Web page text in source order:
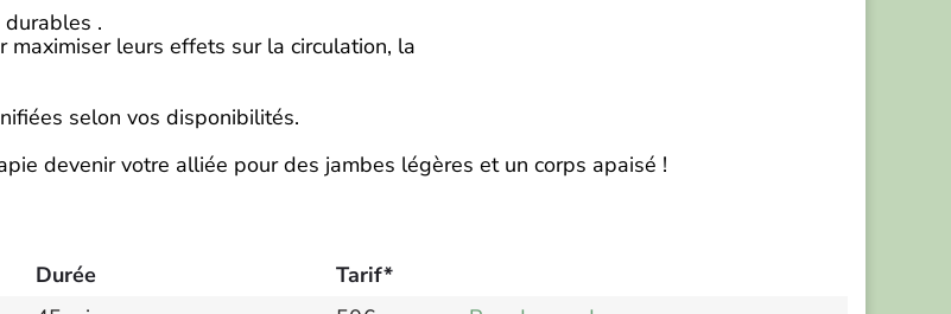
.
maximiser leurs effets sur la circulation, la
selon vos disponibilités.
devenir votre alliée pour des jambes légères et un corps apaisé !
Durée
Tarif*